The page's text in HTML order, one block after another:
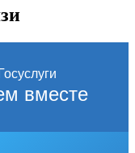
вместе